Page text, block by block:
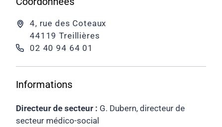
4, rue des Coteaux
44119 Treillières
02 40 94 64 01
Informations
Directeur de secteur : G. Dubern, directeur de
secteur médico-social